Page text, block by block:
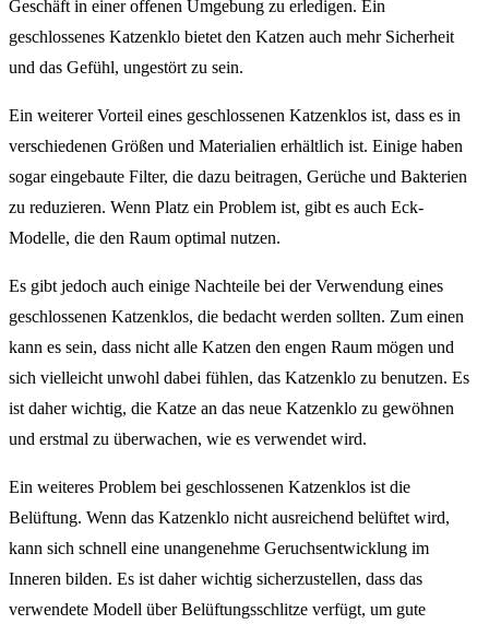
Geschäft in einer offenen Umgebung zu erledigen. Ein
geschlossenes Katzenklo bietet den Katzen auch mehr Sicherheit
und das Gefühl, ungestört zu sein.
Ein weiterer Vorteil eines geschlossenen Katzenklos ist, dass es in
verschiedenen Größen und Materialien erhältlich ist. Einige haben
sogar eingebaute Filter, die dazu beitragen, Gerüche und Bakterien
zu reduzieren. Wenn Platz ein Problem ist, gibt es auch Eck-
Modelle, die den Raum optimal nutzen.
Es gibt jedoch auch einige Nachteile bei der Verwendung eines
geschlossenen Katzenklos, die bedacht werden sollten. Zum einen
kann es sein, dass nicht alle Katzen den engen Raum mögen und
sich vielleicht unwohl dabei fühlen, das Katzenklo zu benutzen. Es
ist daher wichtig, die Katze an das neue Katzenklo zu gewöhnen
und erstmal zu überwachen, wie es verwendet wird.
Ein weiteres Problem bei geschlossenen Katzenklos ist die
Belüftung. Wenn das Katzenklo nicht ausreichend belüftet wird,
kann sich schnell eine unangenehme Geruchsentwicklung im
Inneren bilden. Es ist daher wichtig sicherzustellen, dass das
verwendete Modell über Belüftungsschlitze verfügt, um gute